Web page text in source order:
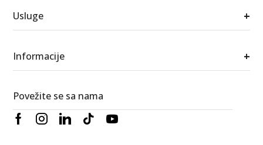
Usluge +
Informacije +
Povežite se sa nama